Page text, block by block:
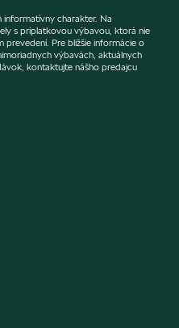
informatívny charakter. Na
s príplatkovou výbavou, ktorá nie
Pre bližšie informácie o
výbavách, aktuálnych
kontaktujte nášho predajcu